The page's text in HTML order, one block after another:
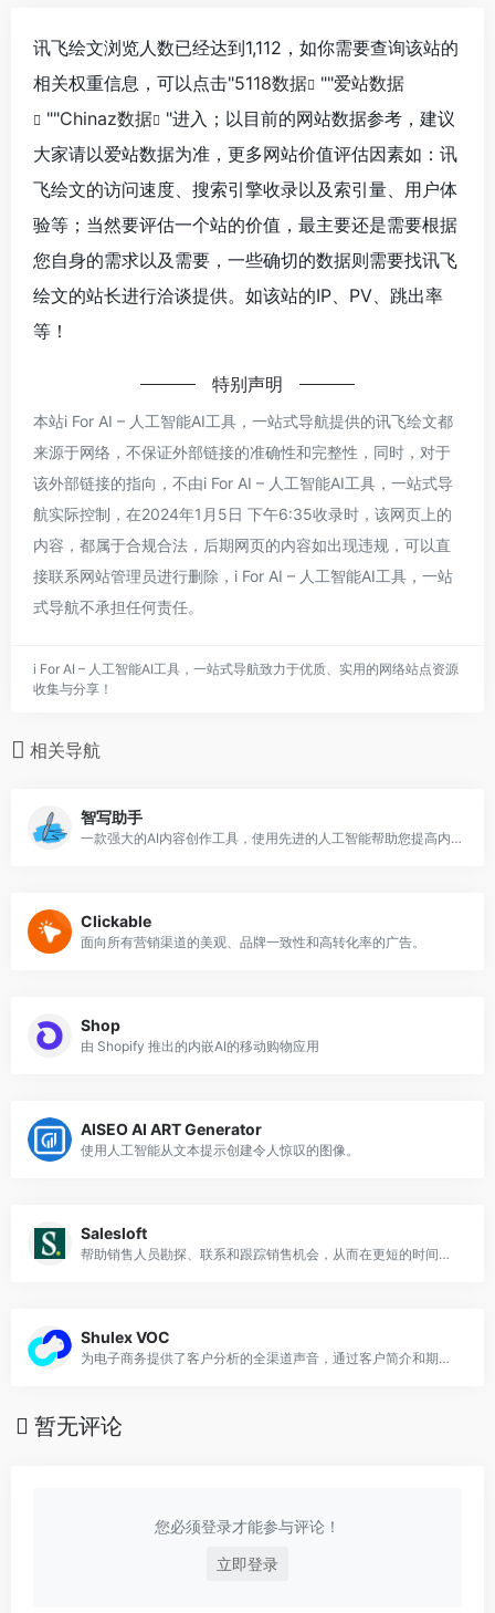
讯飞绘文浏览人数已经达到1,112，如你需要查询该站的
相关权重信息，可以点击"5118数据 ""爱站数据
""Chinaz数据
"进入；以目前的网站数据参考，建议
大家请以爱站数据为准，更多网站价值评估因素如：讯
飞绘文的访问速度、搜索引擎收录以及索引量、用户体
验等；当然要评估一个站的价值，最主要还是需要根据
您自身的需求以及需要，一些确切的数据则需要找讯飞
绘文的站长进行洽谈提供。如该站的IP、PV、跳出率
等！
特别声明
本站i For AI – 人工智能AI工具，一站式导航提供的讯飞绘文都
来源于网络，不保证外部链接的准确性和完整性，同时，对于
该外部链接的指向，不由i For AI – 人工智能AI工具，一站式导
航实际控制，在2024年1月5日 下午6:35收录时，该网页上的
内容，都属于合规合法，后期网页的内容如出现违规，可以直
接联系网站管理员进行删除，i For AI – 人工智能AI工具，一站
式导航不承担任何责任。
i For AI – 人工智能AI工具，一站式导航致力于优质、实用的网络站点资源
收集与分享！
相关导航
智写助手
一款强大的AI内容创作工具，使用先进的人工智能帮助您提高内容创作能力，优化语法、拼写、风格等各个方面
Clickable
面向所有营销渠道的美观、品牌一致性和高转化率的广告。
Shop
由 Shopify 推出的内嵌AI的移动购物应用
AISEO AI ART Generator
使用人工智能从文本提示创建令人惊叹的图像。
Salesloft
帮助销售人员勘探、联系和跟踪销售机会，从而在更短的时间内完成交易
Shulex VOC
为电子商务提供了客户分析的全渠道声音，通过客户简介和期望、基于ChatGPT的买家动机和情绪分析来定义热销产品。
暂无评论
您必须登录才能参与评论！
立即登录